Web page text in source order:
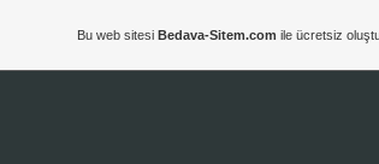
Bu web sitesi Bedava-Sitem.com ile ücretsiz